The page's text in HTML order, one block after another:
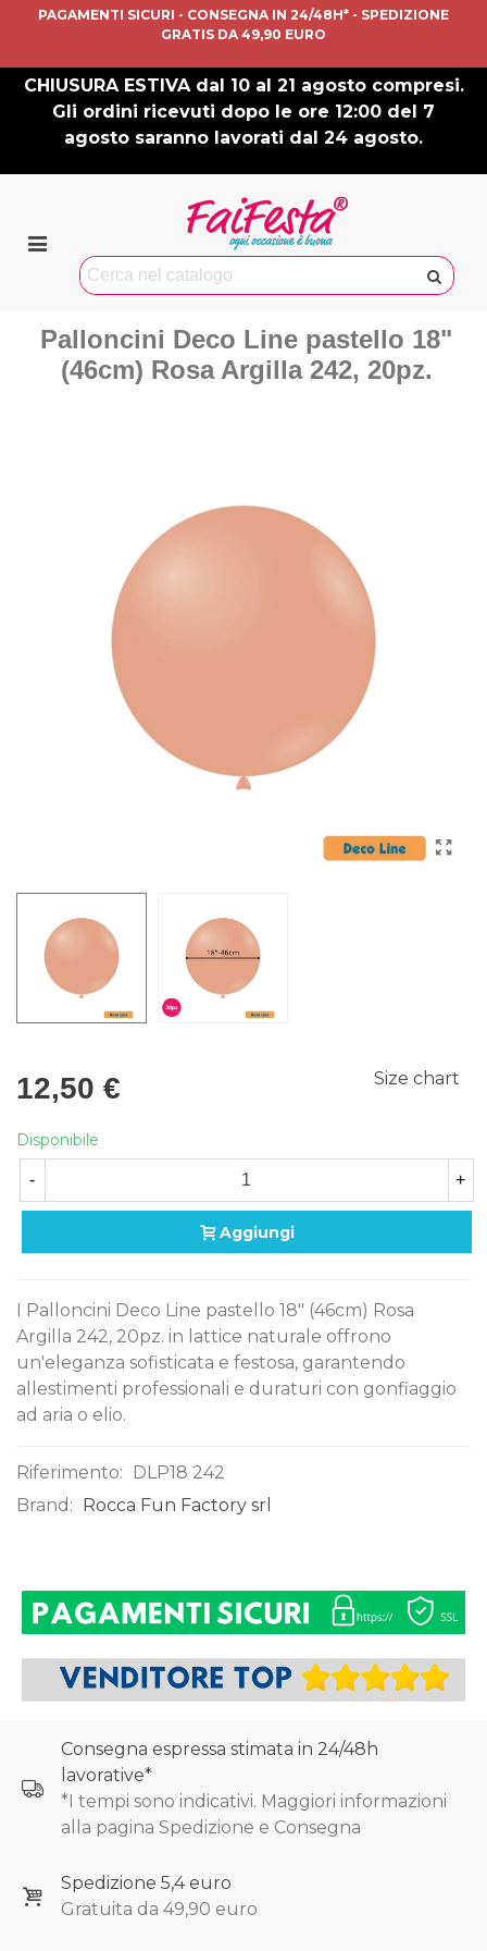
PAGAMENTI SICURI - CONSEGNA IN 24/48H* - SPEDIZIONE
GRATIS DA 49,90 EURO
CHIUSURA ESTIVA dal 10 al 21 agosto compresi.
Gli ordini ricevuti dopo le ore 12:00 del 7
agosto saranno lavorati dal 24 agosto.
Palloncini Deco Line pastello 18"
(46cm) Rosa Argilla 242, 20pz.
12,50 € Size chart
Disponibile
- +
Aggiungi
I Palloncini Deco Line pastello 18" (46cm) Rosa
Argilla 242, 20pz. in lattice naturale offrono
un'eleganza sofisticata e festosa, garantendo
allestimenti professionali e duraturi con gonfiaggio
ad aria o elio.
Riferimento:
DLP18 242
Brand:
Rocca Fun Factory srl
Consegna espressa stimata in 24/48h
lavorative*
*I tempi sono indicativi. Maggiori informazioni
alla pagina Spedizione e Consegna
Spedizione 5,4 euro
Gratuita da 49,90 euro